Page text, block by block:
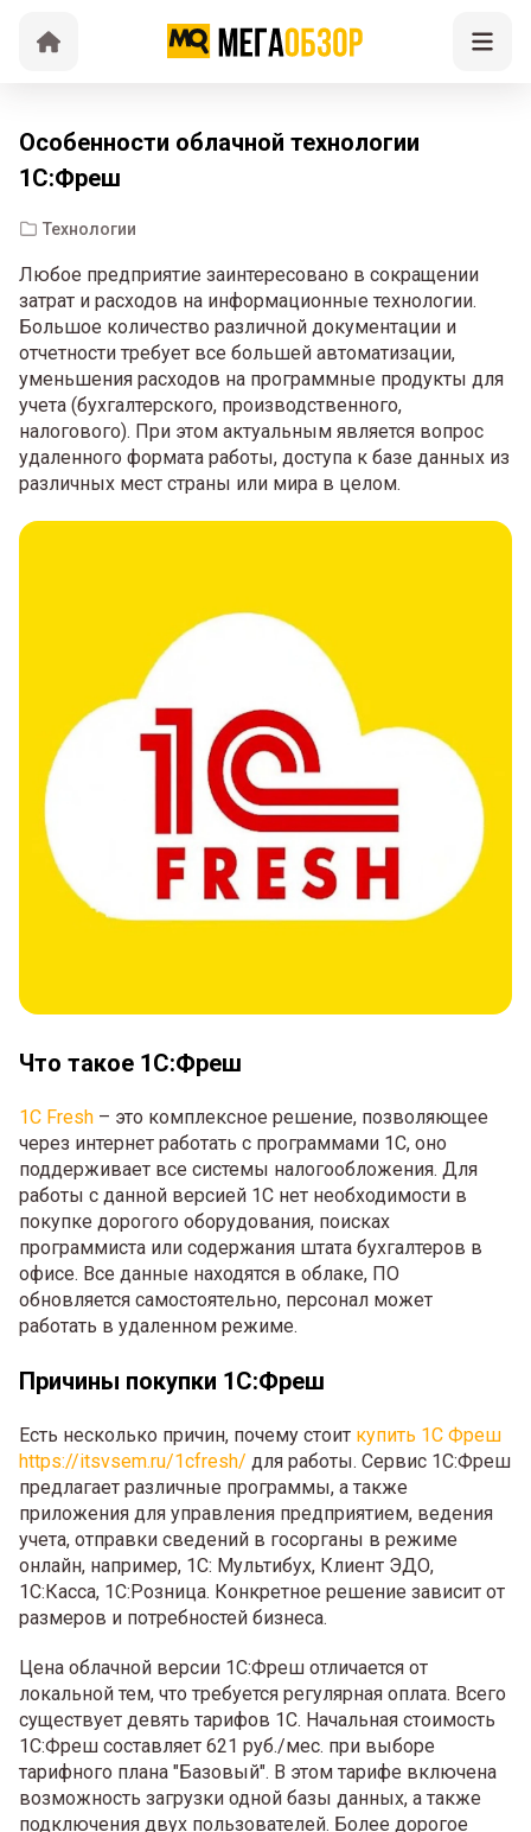
Особенности облачной технологии
1С:Фреш
Технологии
Любое предприятие заинтересовано в сокращении
затрат и расходов на информационные технологии.
Большое количество различной документации и
отчетности требует все большей автоматизации,
уменьшения расходов на программные продукты для
учета (бухгалтерского, производственного,
налогового). При этом актуальным является вопрос
удаленного формата работы, доступа к базе данных из
различных мест страны или мира в целом.
Что такое 1С:Фреш
1C Fresh – это комплексное решение, позволяющее
через интернет работать с программами 1С, оно
поддерживает все системы налогообложения. Для
работы с данной версией 1С нет необходимости в
покупке дорогого оборудования, поисках
программиста или содержания штата бухгалтеров в
офисе. Все данные находятся в облаке, ПО
обновляется самостоятельно, персонал может
работать в удаленном режиме.
Причины покупки 1С:Фреш
Есть несколько причин, почему стоит купить 1С Фреш
https://itsvsem.ru/1cfresh/ для работы. Сервис 1C:Фреш
предлагает различные программы, а также
приложения для управления предприятием, ведения
учета, отправки сведений в госорганы в режиме
онлайн, например, 1С: Мультибух, Клиент ЭДО,
1С:Касса, 1С:Розница. Конкретное решение зависит от
размеров и потребностей бизнеса.
Цена облачной версии 1С:Фреш отличается от
локальной тем, что требуется регулярная оплата. Всего
существует девять тарифов 1С. Начальная стоимость
1С:Фреш составляет 621 руб./мес. при выборе
тарифного плана "Базовый". В этом тарифе включена
возможность загрузки одной базы данных, а также
подключения двух пользователей. Более дорогое